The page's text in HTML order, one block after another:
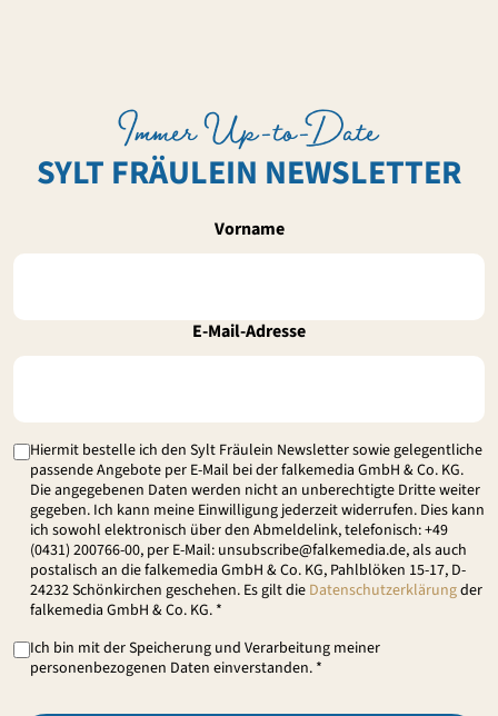
Immer Up-to-Date
SYLT FRÄULEIN NEWSLETTER
Vorname
E-Mail-Adresse
Hiermit bestelle ich den Sylt Fräulein Newsletter sowie gelegentliche
passende Angebote per E-Mail bei der falkemedia GmbH & Co. KG.
Die angegebenen Daten werden nicht an unberechtigte Dritte weiter
gegeben. Ich kann meine Einwilligung jederzeit widerrufen. Dies kann
ich sowohl elektronisch über den Abmeldelink, telefonisch: +49
(0431) 200766-00, per E-Mail: unsubscribe@falkemedia.de, als auch
postalisch an die falkemedia GmbH & Co. KG, Pahlblöken 15-17, D-
24232 Schönkirchen geschehen. Es gilt die Datenschutzerklärungder
falkemedia GmbH & Co. KG. *
Ich bin mit der Speicherung und Verarbeitung meiner
personenbezogenen Daten einverstanden. *